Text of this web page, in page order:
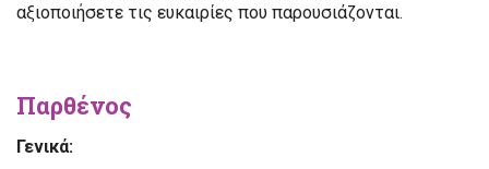
αξιοποιήσετε τις ευκαιρίες που παρουσιάζονται.
Παρθένος
Γενικά: